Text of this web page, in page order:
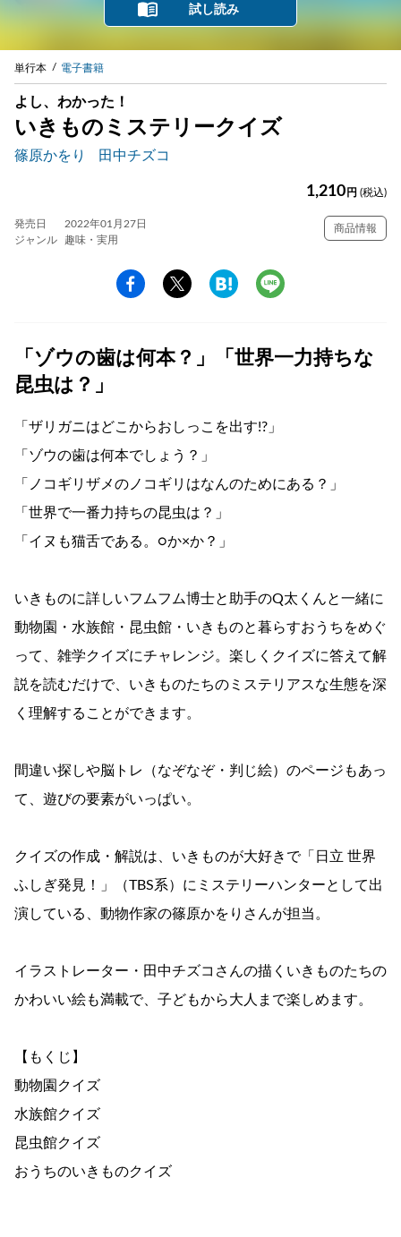
試し読み
単行本 電子書籍
よし、わかった！
いきものミステリークイズ
篠原かをり 田中チズコ
1,210 円 (税込)
発売日
2022年01月27日
ジャンル
趣味・実用
商品情報
「ゾウの歯は何本？」「世界一力持ちな
昆虫は？」
「ザリガニはどこからおしっこを出す!?」
「ゾウの歯は何本でしょう？」
「ノコギリザメのノコギリはなんのためにある？」
「世界で一番力持ちの昆虫は？」
「イヌも猫舌である。○か×か？」
いきものに詳しいフムフム博士と助手のQ太くんと一緒に
動物園・水族館・昆虫館・いきものと暮らすおうちをめぐ
って、雑学クイズにチャレンジ。楽しくクイズに答えて解
説を読むだけで、いきものたちのミステリアスな生態を深
く理解することができます。
間違い探しや脳トレ（なぞなぞ・判じ絵）のページもあっ
て、遊びの要素がいっぱい。
クイズの作成・解説は、いきものが大好きで「日立 世界
ふしぎ発見！」（TBS系）にミステリーハンターとして出
演している、動物作家の篠原かをりさんが担当。
イラストレーター・田中チズコさんの描くいきものたちの
かわいい絵も満載で、子どもから大人まで楽しめます。
【もくじ】
動物園クイズ
水族館クイズ
昆虫館クイズ
おうちのいきものクイズ